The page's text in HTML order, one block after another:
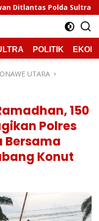
Sapa Pengendara, Ajak
POLITIK
UTARA
150
Polres
Bersama
Konut